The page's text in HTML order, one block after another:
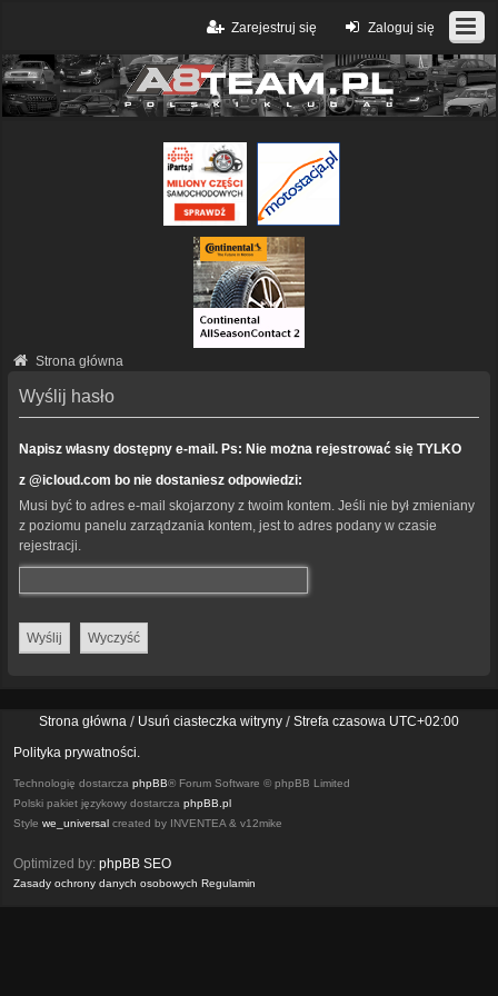
Zaloguj się
Zarejestruj się
Strona główna
Wyślij hasło
Napisz własny dostępny e-mail. Ps: Nie można rejestrować się TYLKO
z @icloud.com bo nie dostaniesz odpowiedzi:
Musi być to adres e-mail skojarzony z twoim kontem. Jeśli nie był zmieniany
z poziomu panelu zarządzania kontem, jest to adres podany w czasie
rejestracji.
Strona główna Usuń ciasteczka witryny Strefa czasowa UTC+02:00
Polityka prywatności.
Technologię dostarcza phpBB® Forum Software © phpBB Limited
Polski pakiet językowy dostarcza phpBB.pl
Style we_universal created by INVENTEA & v12mike
Optimized by: phpBB SEO
Zasady ochrony danych osobowych Regulamin